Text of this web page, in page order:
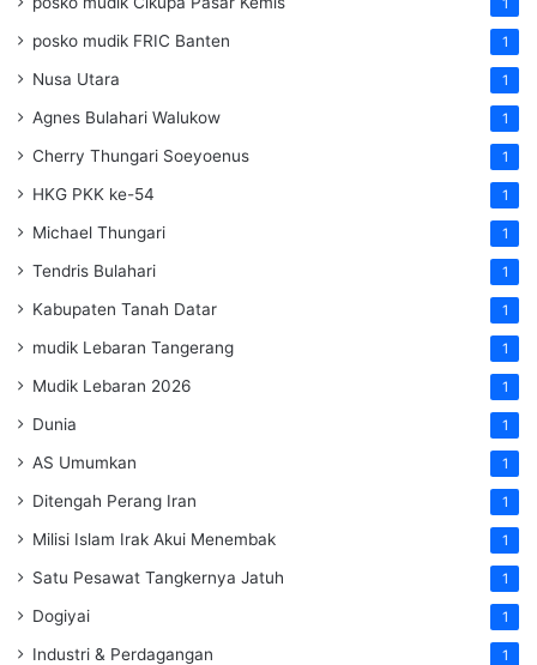
1
posko mudik FRIC Banten 1
Nusa Utara 1
Agnes Bulahari Walukow 1
Cherry Thungari Soeyoenus 1
HKG PKK ke-54 1
Michael Thungari 1
Tendris Bulahari 1
Kabupaten Tanah Datar 1
mudik Lebaran Tangerang 1
Mudik Lebaran 2026 1
Dunia 1
AS Umumkan 1
Ditengah Perang Iran 1
Milisi Islam Irak Akui Menembak 1
Satu Pesawat Tangkernya Jatuh 1
Dogiyai 1
Industri & Perdagangan 1